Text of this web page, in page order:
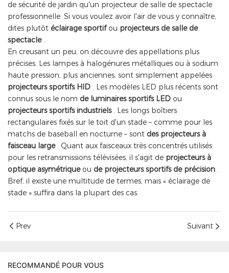
de sécurité de jardin qu'un projecteur de salle de spectacle
professionnelle. Si vous voulez avoir l'air de vous y connaître,
dites plutôt éclairage sportifou projecteurs de salle de
spectacle.
En creusant un peu, on découvre des appellations plus
précises. Les lampes à halogénures métalliques ou à sodium
haute pression, plus anciennes, sont simplement appelées
projecteurs sportifs HID . Les modèles LED plus récents sont
connus sous le nom de luminaires sportifs LED ou
projecteurs sportifs industriels. Les longs boîtiers
rectangulaires fixés sur le toit d'un stade – comme pour les
matchs de baseball en nocturne – sont des projecteurs à
faisceau large. Quant aux faisceaux très concentrés utilisés
pour les retransmissions télévisées, il s'agit de projecteurs à
optique asymétriqueou de projecteurs sportifs de précision .
Bref, il existe une multitude de termes, mais « éclairage de
stade » suffira dans la plupart des cas.
Prev Suivant
RECOMMANDÉ POUR VOUS